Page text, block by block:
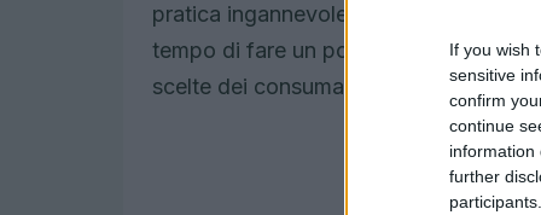
If you wish
sensitive
confirm
continue
information
further
pratica ingannevole, ti sei mai chiesto
tempo di fare un po’ di chiarezza su
scelte dei consumatori e le strategie